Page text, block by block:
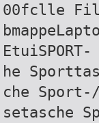
00fclle
EtuiSPORT-
he
che
setasche